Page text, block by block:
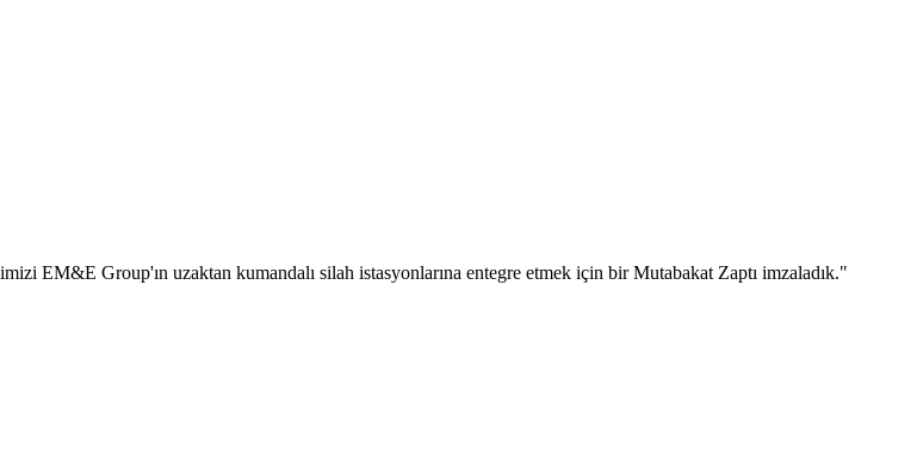
EM&E Group'ın uzaktan kumandalı silah istasyonlarına entegre etmek için bir Mutabakat Zaptı imzaladık."